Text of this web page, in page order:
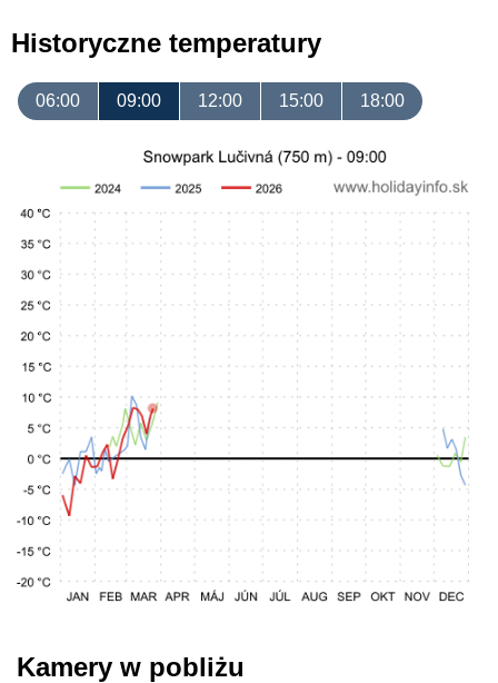
Historyczne temperatury
06:00 09:00 12:00 15:00 18:00
Kamery w pobliżu